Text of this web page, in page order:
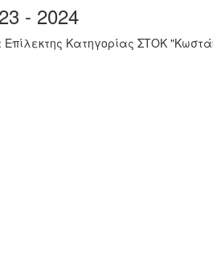
- 2024
Κατηγορίας ΣΤΟΚ